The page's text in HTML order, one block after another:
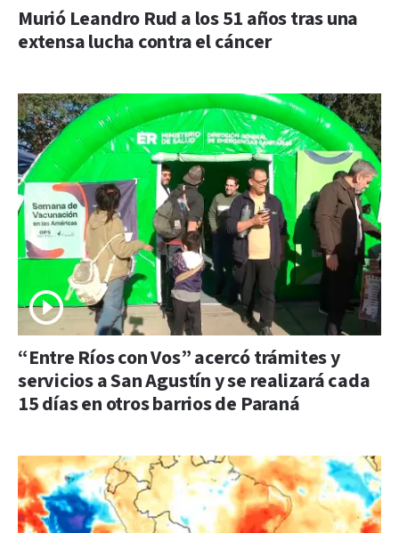
Murió Leandro Rud a los 51 años tras una
extensa lucha contra el cáncer
“Entre Ríos con Vos” acercó trámites y
servicios a San Agustín y se realizará cada
15 días en otros barrios de Paraná